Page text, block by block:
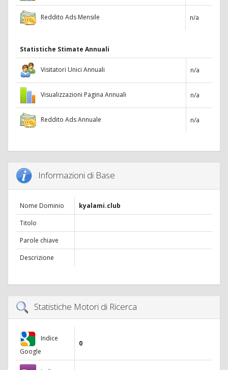
Reddito Ads Mensile n/a
Statistiche Stimate Annuali
Visitatori Unici Annuali n/a
Visualizzazioni Pagina Annuali n/a
Reddito Ads Annuale n/a
Informazioni di Base
Nome Dominio
kyalami.club
Titolo
Parole chiave
Descrizione
Statistiche Motori di Ricerca
Indice
Google
0